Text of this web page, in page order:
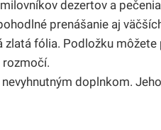
dezertov a
prenášanie aj
fólia. Podložku
rozmočí.
doplnkom.